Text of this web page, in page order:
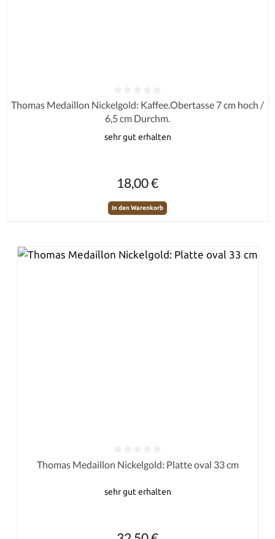
Durchschnittliche Bewertung von 0 von 5 Sternen
Thomas Medaillon Nickelgold: Kaffee.Obertasse 7 cm hoch /
6,5 cm Durchm.
sehr gut erhalten
18,00 €
In den Warenkorb
Durchschnittliche Bewertung von 0 von 5 Sternen
Thomas Medaillon Nickelgold: Platte oval 33 cm
sehr gut erhalten